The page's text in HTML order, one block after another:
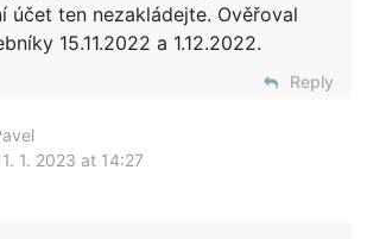
účet ten nezakládejte. Ověřoval
15.11.2022 a 1.12.2022.
Reply
1. 2023 at 14:27